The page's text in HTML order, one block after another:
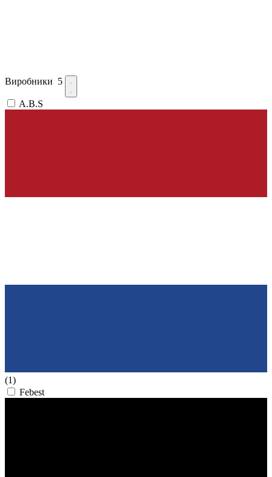
Виробники 5
A.B.S
(1)
Febest